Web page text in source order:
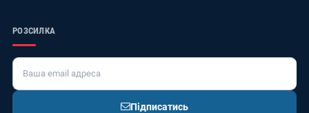
РОЗСИЛКА
Підписатись